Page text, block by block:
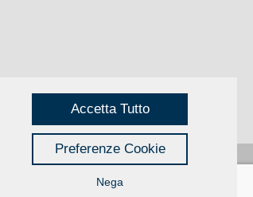
Accetta Tutto
Preferenze Cookie
Nega